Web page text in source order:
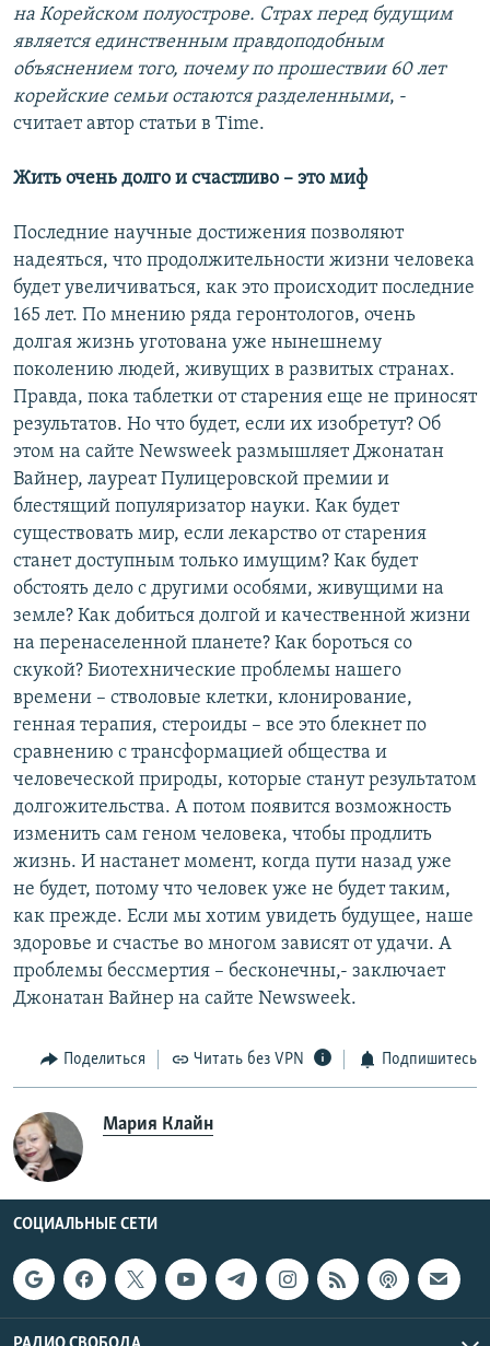
на Корейском полуострове. Страх перед будущим
является единственным правдоподобным
объяснением того, почему по прошествии 60 лет
корейские семьи остаются разделенными, -
считает автор статьи в Time.
Жить очень долго и счастливо – это миф
Последние научные достижения позволяют
надеяться, что продолжительности жизни человека
будет увеличиваться, как это происходит последние
165 лет. По мнению ряда геронтологов, очень
долгая жизнь уготована уже нынешнему
поколению людей, живущих в развитых странах.
Правда, пока таблетки от старения еще не приносят
результатов. Но что будет, если их изобретут? Об
этом на сайте Newsweek размышляет Джонатан
Вайнер, лауреат Пулицеровской премии и
блестящий популяризатор науки. Как будет
существовать мир, если лекарство от старения
станет доступным только имущим? Как будет
обстоять дело с другими особями, живущими на
земле? Как добиться долгой и качественной жизни
на перенаселенной планете? Как бороться со
скукой? Биотехнические проблемы нашего
времени – стволовые клетки, клонирование,
генная терапия, стероиды – все это блекнет по
сравнению с трансформацией общества и
человеческой природы, которые станут результатом
долгожительства. А потом появится возможность
изменить сам геном человека, чтобы продлить
жизнь. И настанет момент, когда пути назад уже
не будет, потому что человек уже не будет таким,
как прежде. Если мы хотим увидеть будущее, наше
здоровье и счастье во многом зависят от удачи. А
проблемы бессмертия – бесконечны,- заключает
Джонатан Вайнер на сайте Newsweek.
Поделиться Читать без VPN Подпишитесь
Мария Клайн
СОЦИАЛЬНЫЕ СЕТИ